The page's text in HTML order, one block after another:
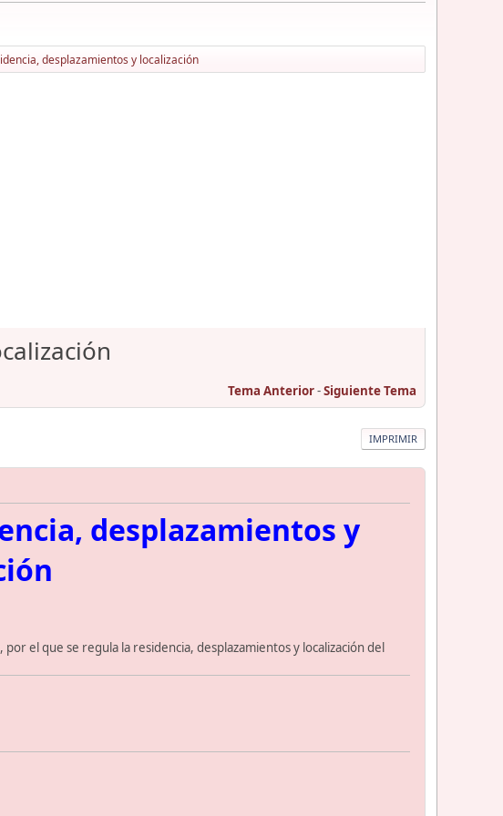
desplazamientos y localización
Tema Anterior-Siguiente Tema
IMPRIMIR
desplazamientos y
, por el que se regula la residencia, desplazamientos y localización del